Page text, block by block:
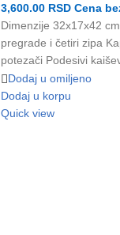
3,600.00 RSD Cena
Dimenzije 32x17x42
pregrade i četiri zipa
potezači Podesivi
Dodaj u omiljeno
Dodaj u korpu
Quick view